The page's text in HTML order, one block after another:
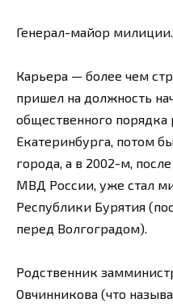
Генерал-майор милиции.
Карьера — более чем
пришел на должность
общественного порядка
Екатеринбурга, потом
города, а в 2002-м,
МВД России, уже стал
Республики Бурятия
перед Волгоградом).
Родственник
Овчинникова (что